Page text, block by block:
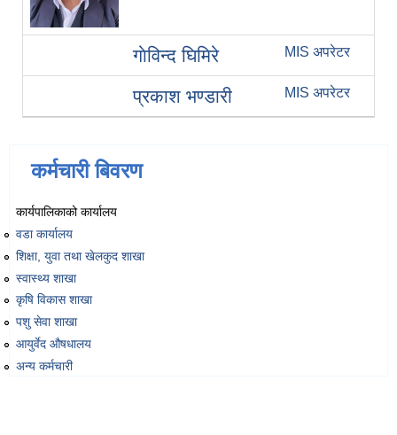
गाेविन्द घिमिरे MIS अपरेटर
प्रकाश भण्डारी MIS अपरेटर
कर्मचारी बिवरण
कार्यपालिकाको कार्यालय
वडा कार्यालय
शिक्षा, युवा तथा खेलकुद शाखा
स्वास्थ्य शाखा
कृषि विकास शाखा
पशु सेवा शाखा
आयुर्वेद औषधालय
अन्य कर्मचारी